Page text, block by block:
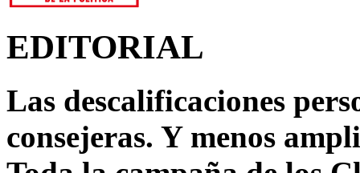
EDITORIAL
Las descalificaciones
consejeras. Y menos